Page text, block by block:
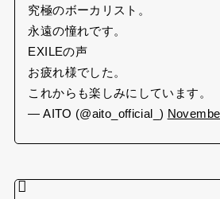
究極のボーカリスト。
永遠の憧れです。
EXILEの声
お疲れ様でした。
これからも楽しみにしています。
— AITO (@aito_official_)